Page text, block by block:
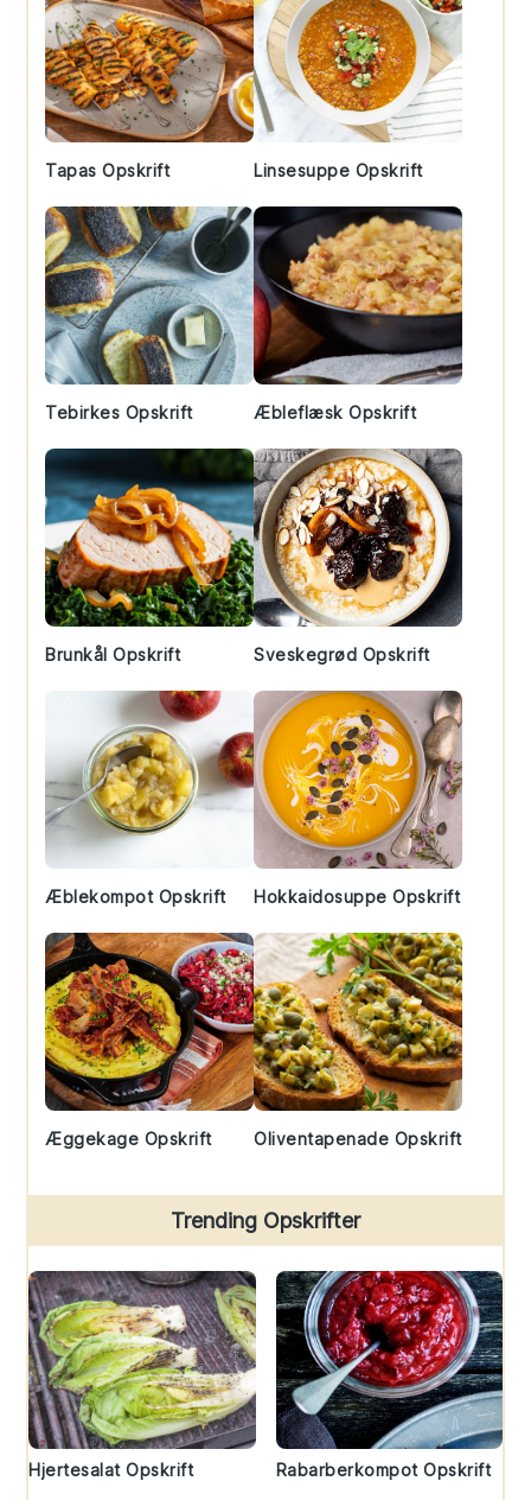
Tapas Opskrift Linsesuppe Opskrift
Tebirkes Opskrift Æbleflæsk Opskrift
Brunkål Opskrift Sveskegrød Opskrift
Æblekompot Opskrift Hokkaidosuppe Opskrift
Æggekage Opskrift Oliventapenade Opskrift
Trending Opskrifter
Hjertesalat Opskrift Rabarberkompot Opskrift